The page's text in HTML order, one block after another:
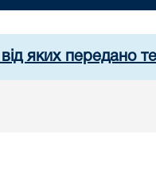
від яких передано